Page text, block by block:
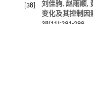
[38]
刘佳驹, 赵雨顺,
变化及其控制因
38(11):291-299.